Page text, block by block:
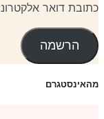
דואר אלקטרוני
הרשמה